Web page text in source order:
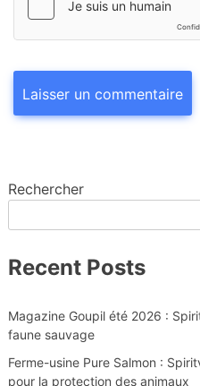
Rechercher
Recent Posts
Magazine Goupil été 2026 :
faune sauvage
Ferme-usine Pure Salmon :
pour la protection des animaux